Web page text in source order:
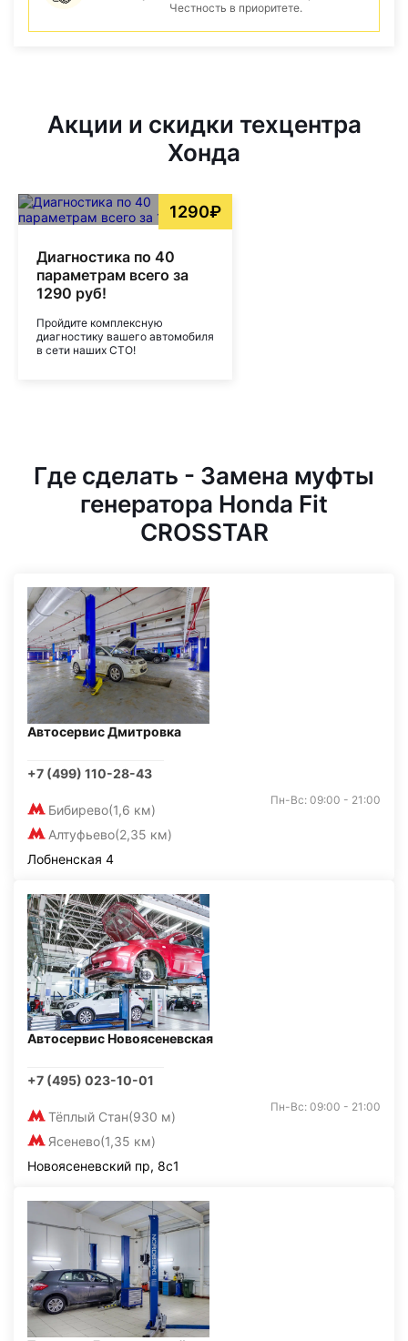
Честность в приоритете.
Акции и скидки техцентра
Хонда
1290₽
Диагностика по 40
параметрам всего за
1290 руб!
Пройдите комплексную
диагностику вашего автомобиля
в сети наших СТО!
Где сделать - Замена муфты
генератора Honda Fit
CROSSTAR
Автосервис Дмитровка
+7 (499) 110-28-43
Бибирево(1,6 км)
Алтуфьево(2,35 км)
Пн-Вс: 09:00 - 21:00
Лобненская 4
Автосервис Новоясеневская
+7 (495) 023-10-01
Тёплый Стан(930 м)
Ясенево(1,35 км)
Пн-Вс: 09:00 - 21:00
Новоясеневский пр, 8с1